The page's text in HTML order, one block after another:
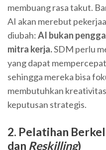
membuang rasa takut.
AI akan merebut
diubah:AI bukan
mitra kerja.SDM perlu
yang dapat
sehingga mereka bisa
membutuhkan
keputusan strategis.
2. Pelatihan
dan Reskilling)